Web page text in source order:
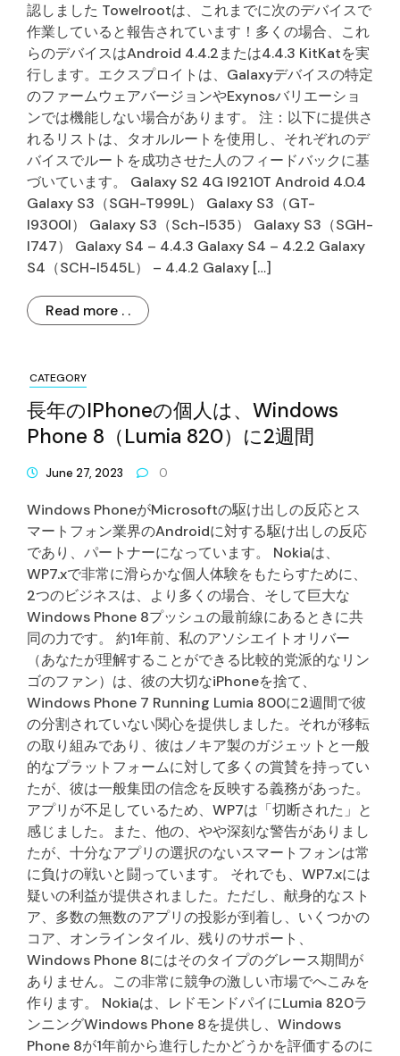
認しました Towelrootは、これまでに次のデバイスで
作業していると報告されています！多くの場合、これ
らのデバイスはAndroid 4.4.2または4.4.3 KitKatを実
行します。エクスプロイトは、Galaxyデバイスの特定
のファームウェアバージョンやExynosバリエーショ
ンでは機能しない場合があります。 注：以下に提供さ
れるリストは、タオルルートを使用し、それぞれのデ
バイスでルートを成功させた人のフィードバックに基
づいています。 Galaxy S2 4G I9210T Android 4.0.4
Galaxy S3（SGH-T999L） Galaxy S3（GT-
I9300I） Galaxy S3（Sch-I535） Galaxy S3（SGH-
I747） Galaxy S4 – 4.4.3 Galaxy S4 – 4.2.2 Galaxy
S4（SCH-I545L） – 4.4.2 Galaxy […]
Read more . .
CATEGORY
長年のiPhoneの個人は、Windows
Phone 8（Lumia 820）に2週間
June 27, 2023 0
Windows PhoneがMicrosoftの駆け出しの反応とス
マートフォン業界のAndroidに対する駆け出しの反応
であり、パートナーになっています。 Nokiaは、
WP7.xで非常に滑らかな個人体験をもたらすために、
2つのビジネスは、より多くの場合、そして巨大な
Windows Phone 8プッシュの最前線にあるときに共
同の力です。 約1年前、私のアソシエイトオリバー
（あなたが理解することができる比較的党派的なリン
ゴのファン）は、彼の大切なiPhoneを捨て、
Windows Phone 7 Running Lumia 800に2週間で彼
の分割されていない関心を提供しました。それが移転
の取り組みであり、彼はノキア製のガジェットと一般
的なプラットフォームに対して多くの賞賛を持ってい
たが、彼は一般集団の信念を反映する義務があった。
アプリが不足しているため、WP7は「切断された」と
感じました。また、他の、やや深刻な警告がありまし
たが、十分なアプリの選択のないスマートフォンは常
に負けの戦いと闘っています。 それでも、WP7.xには
疑いの利益が提供されました。ただし、献身的なスト
ア、多数の無数のアプリの投影が到着し、いくつかの
コア、オンラインタイル、残りのサポート、
Windows Phone 8にはそのタイプのグレース期間が
ありません。この非常に競争の激しい市場でへこみを
作ります。 Nokiaは、レドモンドパイにLumia 820ラ
ンニングWindows Phone 8を提供し、Windows
Phone 8が1年前から進行したかどうかを評価するのに